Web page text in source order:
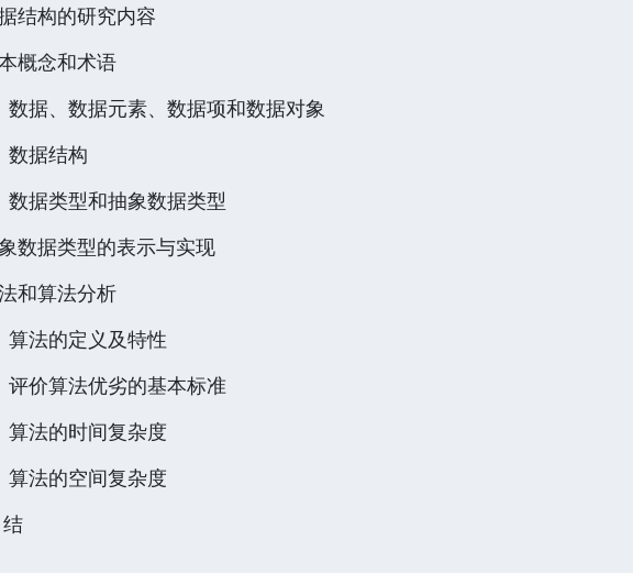
结构的研究内容
概念和术语
据、数据元素、数据项和数据对象
据结构
据类型和抽象数据类型
数据类型的表示与实现
和算法分析
法的定义及特性
价算法优劣的基本标准
法的时间复杂度
法的空间复杂度